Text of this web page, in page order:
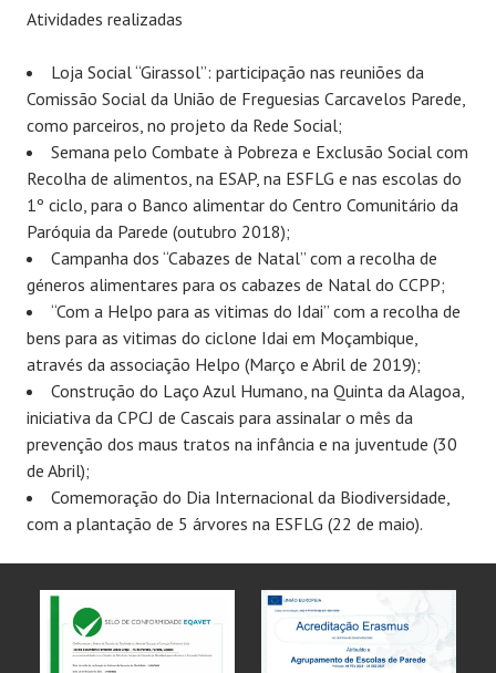
Atividades realizadas
Loja Social “Girassol”: participação nas reuniões da
Comissão Social da União de Freguesias Carcavelos Parede,
como parceiros, no projeto da Rede Social;
Semana pelo Combate à Pobreza e Exclusão Social com
Recolha de alimentos, na ESAP, na ESFLG e nas escolas do
1º ciclo, para o Banco alimentar do Centro Comunitário da
Paróquia da Parede (outubro 2018);
Campanha dos “Cabazes de Natal” com a recolha de
géneros alimentares para os cabazes de Natal do CCPP;
“Com a Helpo para as vitimas do Idai” com a recolha de
bens para as vitimas do ciclone Idai em Moçambique,
através da associação Helpo (Março e Abril de 2019);
Construção do Laço Azul Humano, na Quinta da Alagoa,
iniciativa da CPCJ de Cascais para assinalar o mês da
prevenção dos maus tratos na infância e na juventude (30
de Abril);
Comemoração do Dia Internacional da Biodiversidade,
com a plantação de 5 árvores na ESFLG (22 de maio).